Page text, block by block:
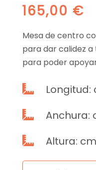
165,00 €
Mesa de centro
para dar calidez
para poder
 Longitud:
 Anchura:
 Altura: